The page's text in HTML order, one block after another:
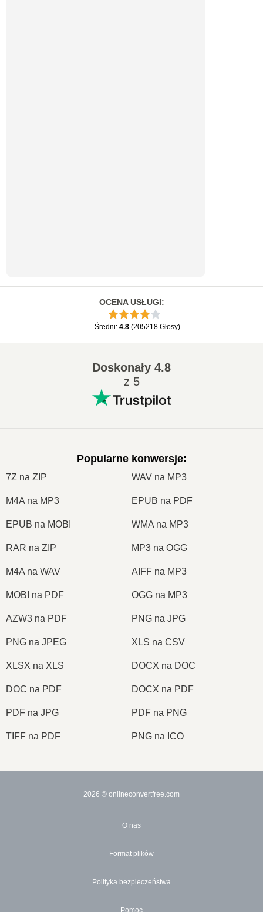
OCENA USŁUGI:
Średni: 4.8 (205218 Głosy)
Doskonały 4.8
z 5
Popularne konwersje:
7Z na ZIP WAV na MP3
M4A na MP3 EPUB na PDF
EPUB na MOBI WMA na MP3
RAR na ZIP MP3 na OGG
M4A na WAV AIFF na MP3
MOBI na PDF OGG na MP3
AZW3 na PDF PNG na JPG
PNG na JPEG XLS na CSV
XLSX na XLS DOCX na DOC
DOC na PDF DOCX na PDF
PDF na JPG PDF na PNG
TIFF na PDF PNG na ICO
2026 © onlineconvertfree.com
O nas
Format plików
Polityka bezpieczeństwa
Pomoc